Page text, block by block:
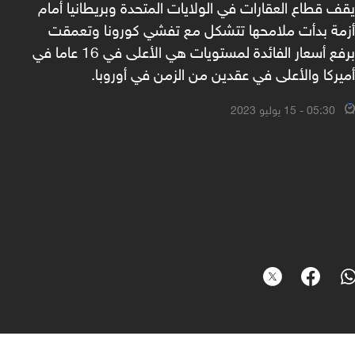
يقف قطاع العقارات في الولايات المتحدة وبريطانيا أمام
أزمة بدأت ملامحها تتشكل مع تفشي كورونا وتعمقت
برفع أسعار الفائدة لمستويات هي الأعلى في 16 عاما في
أميركا والأعلى في عقدين من الزمن في أوروبا.
05:30 - 15 يوليو 2023